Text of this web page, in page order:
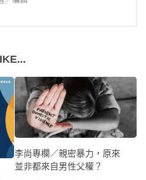
李尚專欄／親密暴力，原來
並非都來自男性父權？